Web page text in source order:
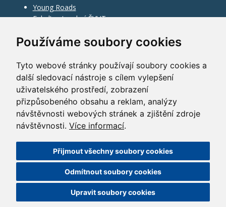
Používáme soubory cookies
Tyto webové stránky používají soubory cookies a
další sledovací nástroje s cílem vylepšení
uživatelského prostředí, zobrazení
přizpůsobeného obsahu a reklam, analýzy
návštěvnosti webových stránek a zjištění zdroje
návštěvnosti. Více informací.
Přijmout všechny soubory cookies
Odmítnout soubory cookies
Upravit soubory cookies
Young Roads
Fakulta stavební ČVUT
©2010–2026HOCHTIEF CZ a.s.
Nastavení cookies| Powered by: